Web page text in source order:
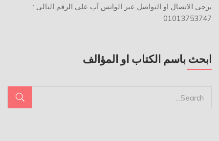
يرجى الاتصال او التواصل عبر الواتس آب على الرقم التالى :
01013753747
ابحث باسم الكتاب او المؤالف